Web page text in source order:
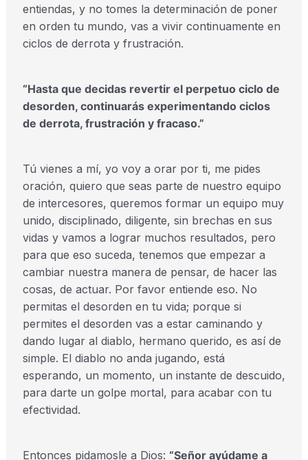
entiendas, y no tomes la determinación de poner
en orden tu mundo, vas a vivir continuamente en
ciclos de derrota y frustración.
“Hasta que decidas revertir el perpetuo ciclo de
desorden, continuarás experimentando ciclos
de derrota, frustración y fracaso.”
Tú vienes a mí, yo voy a orar por ti, me pides
oración, quiero que seas parte de nuestro equipo
de intercesores, queremos formar un equipo muy
unido, disciplinado, diligente, sin brechas en sus
vidas y vamos a lograr muchos resultados, pero
para que eso suceda, tenemos que empezar a
cambiar nuestra manera de pensar, de hacer las
cosas, de actuar. Por favor entiende eso. No
permitas el desorden en tu vida; porque si
permites el desorden vas a estar caminando y
dando lugar al diablo, hermano querido, es así de
simple. El diablo no anda jugando, está
esperando, un momento, un instante de descuido,
para darte un golpe mortal, para acabar con tu
efectividad.
Entonces pidamosle a Dios: “Señor ayúdame a